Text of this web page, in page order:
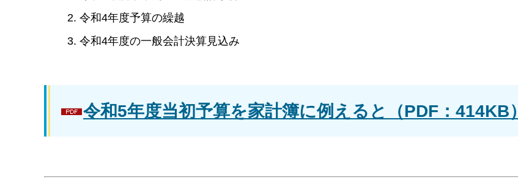
令和4年度予算の繰越
令和4年度の一般会計決算見込み
令和5年度当初予算を家計簿に例えると（PDF：414KB）